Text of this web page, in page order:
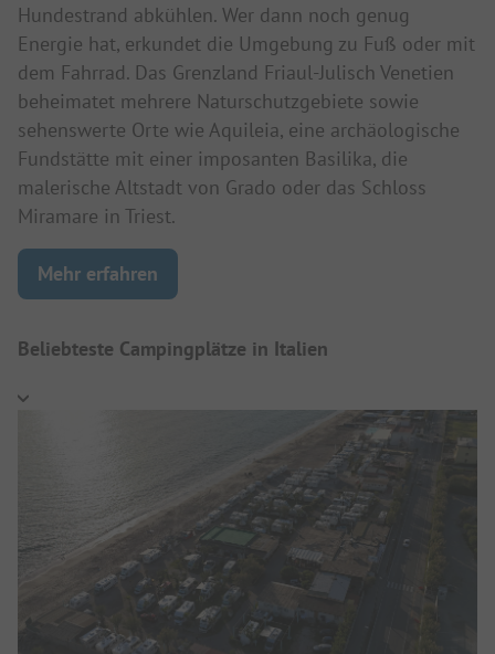
Hundestrand abkühlen. Wer dann noch genug
Energie hat, erkundet die Umgebung zu Fuß oder mit
dem Fahrrad. Das Grenzland Friaul-Julisch Venetien
beheimatet mehrere Naturschutzgebiete sowie
sehenswerte Orte wie Aquileia, eine archäologische
Fundstätte mit einer imposanten Basilika, die
malerische Altstadt von Grado oder das Schloss
Miramare in Triest.
Mehr erfahren
Beliebteste Campingplätze in Italien